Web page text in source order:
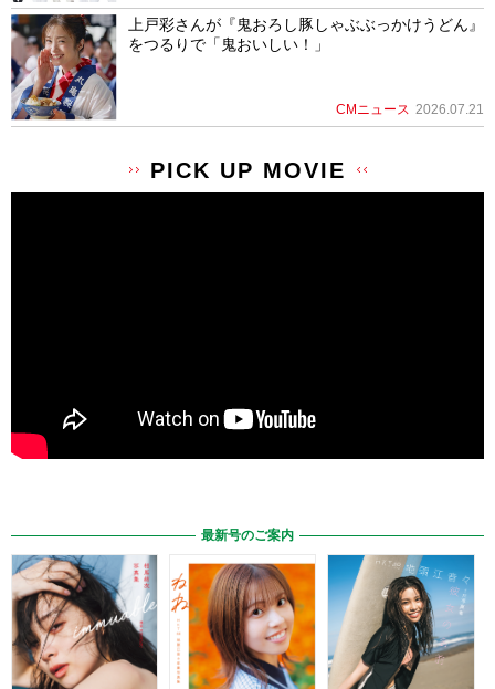
上戸彩さんが『鬼おろし豚しゃぶぶっかけうどん』
をつるりで「鬼おいしい！」
CMニュース 2026.07.21
PICK UP MOVIE
最新号のご案内